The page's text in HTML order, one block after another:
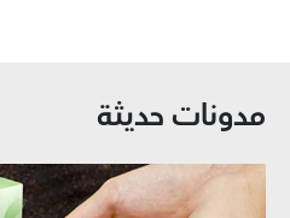
مدونات حديثة